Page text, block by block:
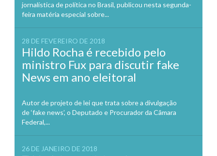
jornalística de política no Brasil, publicou nesta segunda-
feira matéria especial sobre...
28 DE FEVEREIRO DE 2018
Hildo Rocha é recebido pelo
ministro Fux para discutir fake
News em ano eleitoral
Autor de projeto de lei que trata sobre a divulgação
de ‘fake news’, o Deputado e Procurador da Câmara
Federal,...
26 DE JANEIRO DE 2018